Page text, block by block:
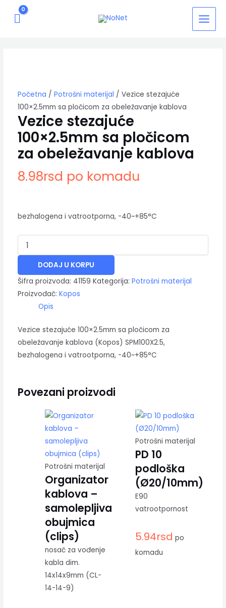
MAIN
MENU
Početna / Potrošni materijal / Vezice stezajuće
100×2.5mm sa pločicom za obeležavanje kablova
Vezice stezajuće
100×2.5mm sa pločicom
za obeležavanje kablova
8.98rsd po komadu
bezhalogena i vatrootporna, -40~+85°C
za
obeležavanje
kablova
količina
DODAJ U KORPU
Šifra proizvoda: 41159 Kategorija: Potrošni materijal
Proizvođač: Kopos
Opis
Vezice stezajuće 100×2.5mm sa pločicom za
obeležavanje kablova (Kopos) SPM100X2.5,
bezhalogena i vatrootporna, -40~+85°C
Povezani proizvodi
Potrošni materijal
Organizator
kablova –
samolepljiva
obujmica
(clips)
nosač za vođenje
kabla dim.
14x14x9mm (CL-
14-14-9)
Potrošni materijal
PD 10
podloška
(Ø20/10mm)
E90
vatrootpornost
5.94rsd po
komadu